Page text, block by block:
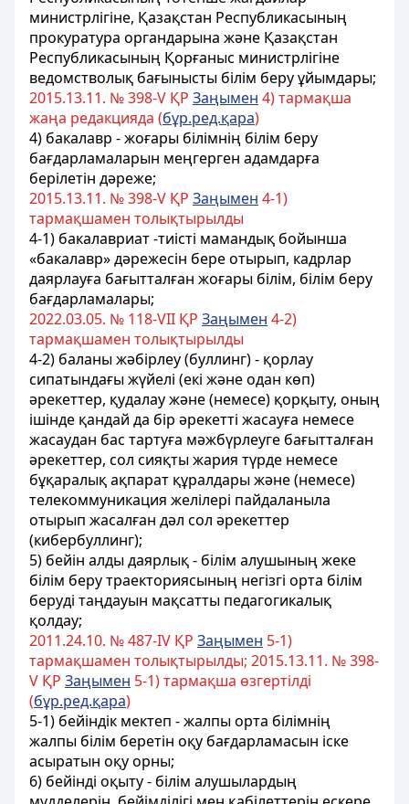
министрлігіне, Қазақстан Республикасының
прокуратура органдарына және Қазақстан
Республикасының Қорғаныс министрлігіне
ведомстволық бағынысты білім беру ұйымдары;
2015.13.11. № 398-V ҚР Заңымен 4) тармақша
жаңа редакцияда (бұр.ред.қара)
4) бакалавр - жоғары білімнің білім беру
бағдарламаларын меңгерген адамдарға
берілетін дәреже;
2015.13.11. № 398-V ҚР Заңымен 4-1)
тармақшамен толықтырылды
4-1) бакалавриат -тиісті мамандық бойынша
«бакалавр» дәрежесін бере отырып, кадрлар
даярлауға бағытталған жоғары білім, білім беру
бағдарламалары;
2022.03.05. № 118-VII ҚР Заңымен 4-2)
тармақшамен толықтырылды
4-2) баланы жәбірлеу (буллинг) - қорлау
сипатындағы жүйелі (екі және одан көп)
әрекеттер, қудалау және (немесе) қорқыту, оның
ішінде қандай да бір әрекетті жасауға немесе
жасаудан бас тартуға мәжбүрлеуге бағытталған
әрекеттер, сол сияқты жария түрде немесе
бұқаралық ақпарат құралдары және (немесе)
телекоммуникация желілері пайдаланыла
отырып жасалған дәл сол әрекеттер
(кибербуллинг);
5) бейін алды даярлық - білім алушының жеке
білім беру траекториясының негізгі орта білім
беруді таңдауын мақсатты педагогикалық
қолдау;
2011.24.10. № 487-ІV ҚР Заңымен 5-1)
тармақшамен толықтырылды; 2015.13.11. № 398-
V ҚР Заңымен 5-1) тармақша өзгертілді
(бұр.ред.қара)
5-1) бейіндік мектеп - жалпы орта білімнің
жалпы білім беретін оқу бағдарламасын іске
асыратын оқу орны;
6) бейінді оқыту - білім алушылардың